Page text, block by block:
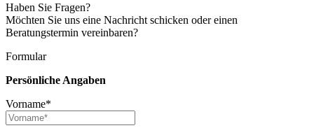
Haben Sie Fragen?
Möchten Sie uns eine Nachricht schicken oder einen
Beratungstermin vereinbaren?
Formular
Persönliche Angaben
Vorname*